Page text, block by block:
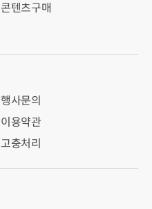
콘텐츠구매
행사문의
이용약관
고충처리